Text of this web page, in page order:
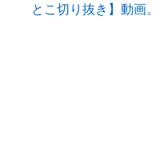
とこ切り抜き】動画。